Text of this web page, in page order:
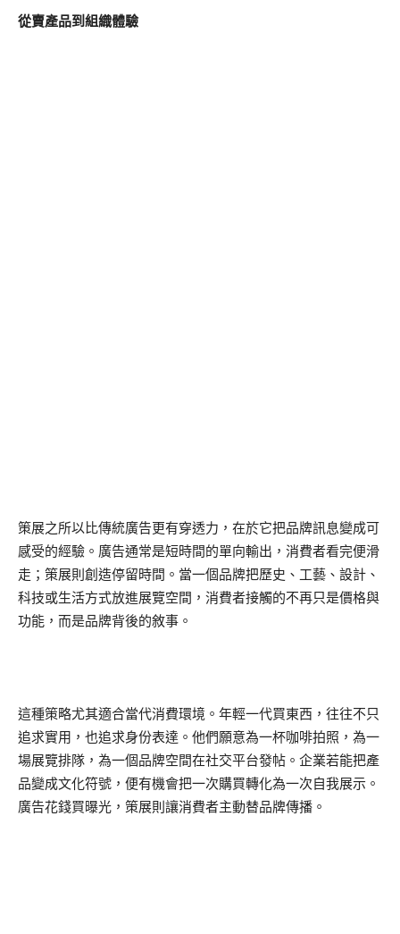
從賣產品到組織體驗
策展之所以比傳統廣告更有穿透力，在於它把品牌訊息變成可
感受的經驗。廣告通常是短時間的單向輸出，消費者看完便滑
走；策展則創造停留時間。當一個品牌把歷史、工藝、設計、
科技或生活方式放進展覽空間，消費者接觸的不再只是價格與
功能，而是品牌背後的敘事。
這種策略尤其適合當代消費環境。年輕一代買東西，往往不只
追求實用，也追求身份表達。他們願意為一杯咖啡拍照，為一
場展覽排隊，為一個品牌空間在社交平台發帖。企業若能把產
品變成文化符號，便有機會把一次購買轉化為一次自我展示。
廣告花錢買曝光，策展則讓消費者主動替品牌傳播。